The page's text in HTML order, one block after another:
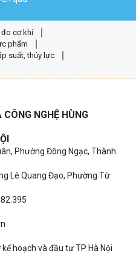
cơ khí
phẩm
suất, thủy lực
NGHỆ HÙNG
Phường Đông Ngạc, Thành
Lê Quang Đạo, Phường Từ
hoạch và đầu tư TP Hà Nội